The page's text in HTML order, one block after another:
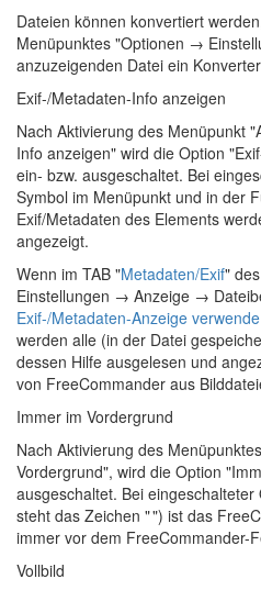
Dateien können konvertiert
Menüpunktes "Optionen →
anzuzeigenden Datei ein
Exif-/Metadaten-Info anzeigen
Nach Aktivierung des Menüpunkt
Info anzeigen" wird die Option
ein- bzw. ausgeschaltet. Bei
Symbol im Menüpunkt und in der
Exif/Metadaten des Elements
angezeigt.
Wenn im TAB "Metadaten/Exif"
Einstellungen → Anzeige →
Exif-/Metadaten-Anzeige
werden alle (in der Datei
dessen Hilfe ausgelesen und
von FreeCommander aus
Immer im Vordergrund
Nach Aktivierung des
Vordergrund", wird die Option
ausgeschaltet. Bei
steht das Zeichen "") ist das
immer vor dem FreeCommander-
Vollbild